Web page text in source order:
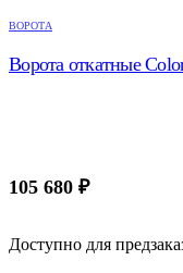
ВОРОТА
Ворота откатные
105 680 ₽
Доступно для